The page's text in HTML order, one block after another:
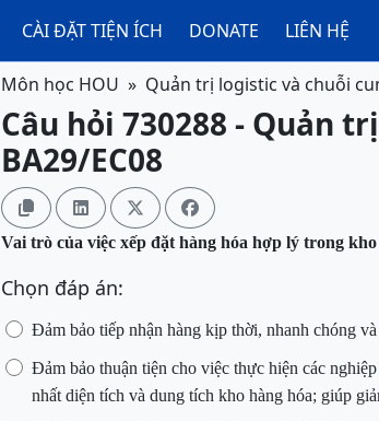
CÀI ĐẶT TIỆN ÍCH DONATE LIÊN HỆ
Môn học HOU Quản trị logistic và chuỗi
Câu hỏi 730288 - Quản
BA29/EC08
   
Vai trò của việc xếp đặt hàng hóa hợp lý trong kho
Chọn đáp án:
Đảm bảo tiếp nhận hàng kịp thời, nhanh chóng
Đảm bảo thuận tiện cho việc thực hiện các
nhất diện tích và dung tích kho hàng hóa; giúp